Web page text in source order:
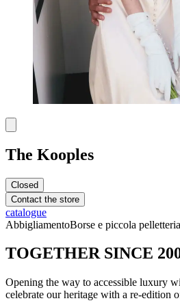
The Kooples
Closed
Contact the store
catalogue
AbbigliamentoBorse e piccola pelletteria
TOGETHER SINCE
Opening the way to accessible luxury
celebrate our heritage with a re-edition